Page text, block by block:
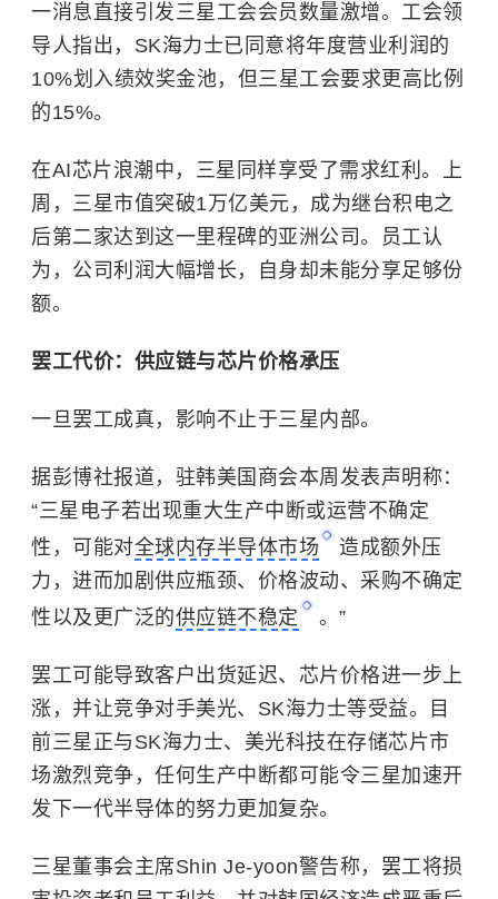
一消息直接引发三星工会会员数量激增。工会领
导人指出，SK海力士已同意将年度营业利润的
10%划入绩效奖金池，但三星工会要求更高比例
的15%。
在AI芯片浪潮中，三星同样享受了需求红利。上
周，三星市值突破1万亿美元，成为继台积电之
后第二家达到这一里程碑的亚洲公司。员工认
为，公司利润大幅增长，自身却未能分享足够份
额。
罢工代价：供应链与芯片价格承压
一旦罢工成真，影响不止于三星内部。
据彭博社报道，驻韩美国商会本周发表声明称：
“三星电子若出现重大生产中断或运营不确定
性，可能对全球内存半导体市场
造成额外压
力，进而加剧供应瓶颈、价格波动、采购不确定
性以及更广泛的供应链不稳定 。”
罢工可能导致客户出货延迟、芯片价格进一步上
涨，并让竞争对手美光、SK海力士等受益。目
前三星正与SK海力士、美光科技在存储芯片市
场激烈竞争，任何生产中断都可能令三星加速开
发下一代半导体的努力更加复杂。
三星董事会主席Shin Je-yoon警告称，罢工将损